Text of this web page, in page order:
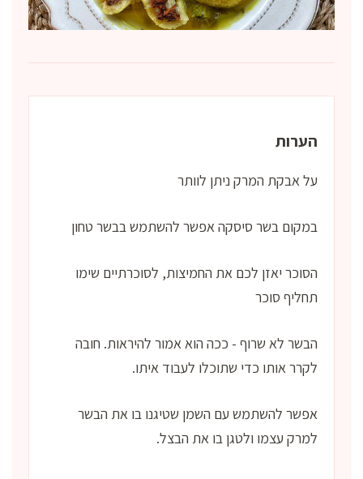
הערות
על אבקת המרק ניתן לוותר
במקום בשר סיסקה אפשר להשתמש בבשר טחון
הסוכר יאזן לכם את החמיצות, לסוכרתיים שימו
תחליף סוכר
הבשר לא שרוף - ככה הוא אמור להיראות. חובה
לקרר אותו כדי שתוכלו לעבוד איתו.
אפשר להשתמש עם השמן שטיגנו בו את הבשר
למרק עצמו ולטגן בו את הבצל.